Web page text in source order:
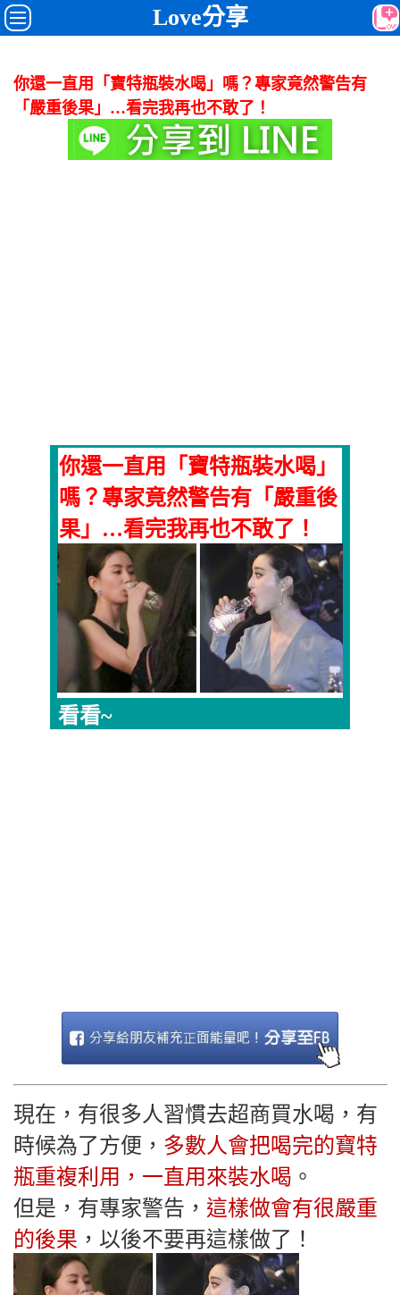
Love分享
你還一直用「寶特瓶裝水喝」嗎？專家竟然警告有
「嚴重後果」…看完我再也不敢了！
你還一直用「寶特瓶裝水喝」
嗎？專家竟然警告有「嚴重後
果」…看完我再也不敢了！
看看~
現在，有很多人習慣去超商買水喝，有
時候為了方便， 多數人會把喝完的寶特
瓶重複利用，一直用來裝水喝 。
但是，有專家警告， 這樣做會有很嚴重
的後果 ，以後不要再這樣做了！